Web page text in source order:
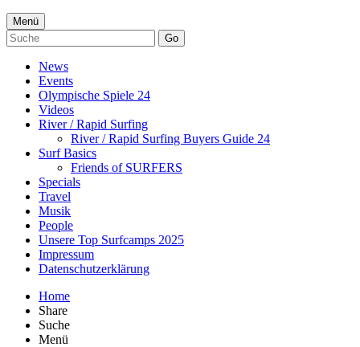
Menü
Go
News
Events
Olympische Spiele 24
Videos
River / Rapid Surfing
River / Rapid Surfing Buyers Guide 24
Surf Basics
Friends of SURFERS
Specials
Travel
Musik
People
Unsere Top Surfcamps 2025
Impressum
Datenschutzerklärung
Home
Share
Suche
Menü